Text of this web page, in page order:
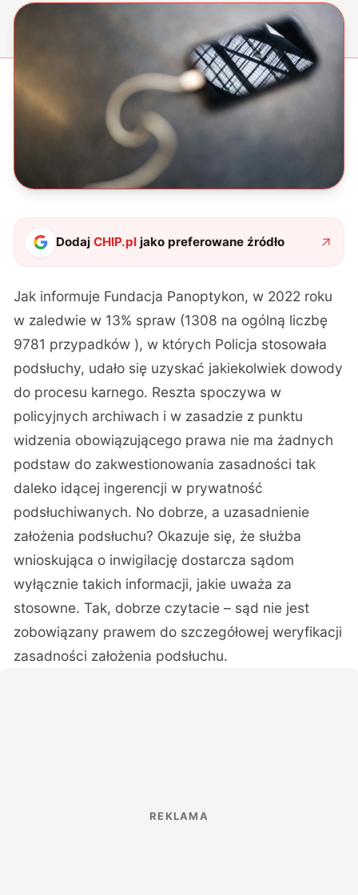
DodajCHIP.pl jako preferowane źródło
Jak informuje Fundacja Panoptykon, w 2022 roku
w zaledwie w 13% spraw (1308 na ogólną liczbę
9781 przypadków ), w których Policja stosowała
podsłuchy, udało się uzyskać jakiekolwiek dowody
do procesu karnego. Reszta spoczywa w
policyjnych archiwach i w zasadzie z punktu
widzenia obowiązującego prawa nie ma żadnych
podstaw do zakwestionowania zasadności tak
daleko idącej ingerencji w prywatność
podsłuchiwanych. No dobrze, a uzasadnienie
założenia podsłuchu? Okazuje się, że służba
wnioskująca o inwigilację dostarcza sądom
wyłącznie takich informacji, jakie uważa za
stosowne. Tak, dobrze czytacie – sąd nie jest
zobowiązany prawem do szczegółowej weryfikacji
zasadności założenia podsłuchu.